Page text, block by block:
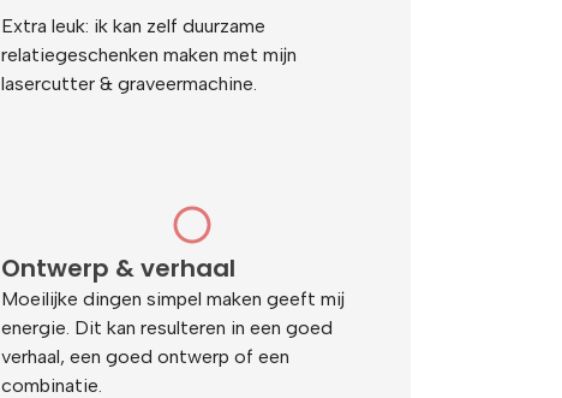
Extra leuk: ik kan zelf duurzame
relatiegeschenken maken met mijn
lasercutter & graveermachine.
Ontwerp & verhaal
Moeilijke dingen simpel maken geeft mij
energie. Dit kan resulteren in een goed
verhaal, een goed ontwerp of een
combinatie.